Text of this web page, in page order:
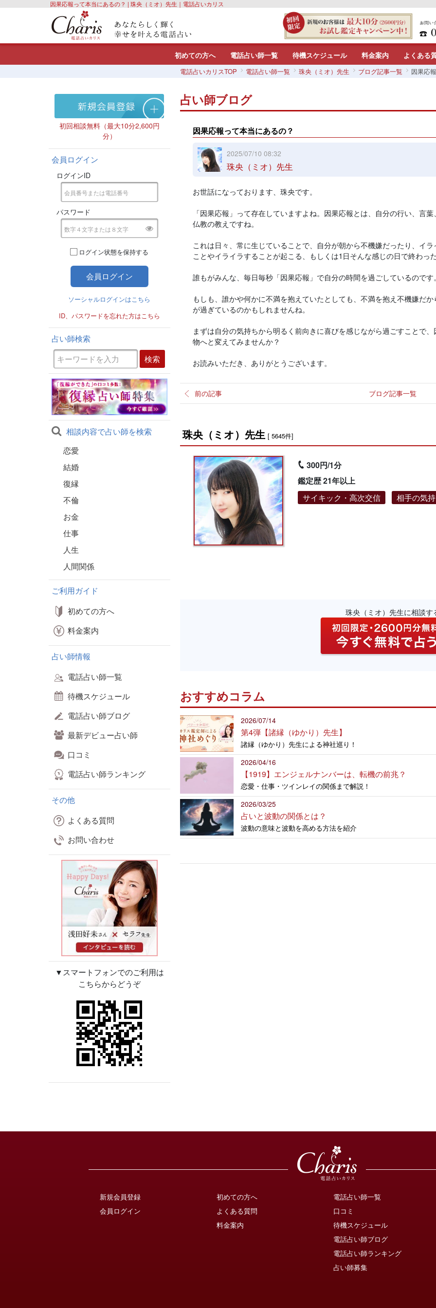
因果応報って本当にあるの？ | 珠央（ミオ）先生｜電話占いカリス
初めての方へ 電話占い師一覧 待機スケジュール 料金案内 よくある
電話占いカリスTOP 電話占い師一覧 珠央（ミオ）先生 ブログ記事一覧 因果応
初回相談無料（最大10分2,600円
分）
会員ログイン
ログインID
パスワード
ログイン状態を保持する
ソーシャルログインはこちら
ID、パスワードを忘れた方はこちら
占い師検索
相談内容で占い師を検索
恋愛
結婚
復縁
不倫
お金
仕事
人生
人間関係
ご利用ガイド
初めての方へ
料金案内
占い師情報
電話占い師一覧
待機スケジュール
電話占い師ブログ
最新デビュー占い師
口コミ
電話占い師ランキング
その他
よくある質問
お問い合わせ
▼スマートフォンでのご利用は
こちらからどうぞ
占い師ブログ
因果応報って本当にあるの？
2025/07/10 08:32
珠央（ミオ）先生
お世話になっております、珠央です。
「因果応報」って存在していますよね。因果応報とは、自分の行い、言
仏教の教えですね。
これは日々、常に生じていることで、自分が朝から不機嫌だったり、イ
ことやイライラすることが起こる、もしくは1日そんな感じの日で終わっ
誰もがみんな、毎日毎秒「因果応報」で自分の時間を過ごしているのです。
もしも、誰かや何かに不満を抱えていたとしても、不満を抱え不機嫌だ
が過ぎているのかもしれませんね。
まずは自分の気持ちから明るく前向きに喜びを感じながら過ごすことで
物へと変えてみませんか？
お読みいただき、ありがとうございます。
前の記事 ブログ記事一覧
珠央（ミオ）先生 [ 5645件]
300円/1分
鑑定歴 21年以上
サイキック・高次交信
相手の気
珠央（ミオ）先生に相談す
おすすめコラム
2026/07/14
第4弾【諸縁（ゆかり）先生】
諸縁（ゆかり）先生による神社巡り！
2026/04/16
【1919】エンジェルナンバーは、転機の前兆？
恋愛・仕事・ツインレイの関係まで解説！
2026/03/25
占いと波動の関係とは？
波動の意味と波動を高める方法を紹介
新規会員登録
会員ログイン
初めての方へ
よくある質問
料金案内
電話占い師一覧
口コミ
待機スケジュール
電話占い師ブログ
電話占い師ランキング
占い師募集